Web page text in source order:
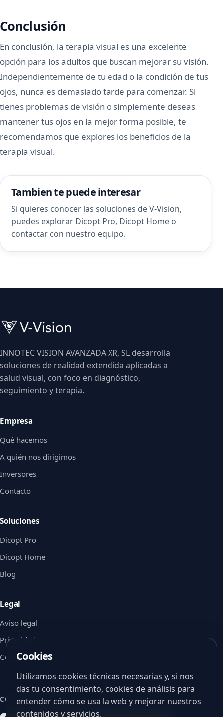
Conclusión
En conclusión, la terapia visual es una excelente
opción para los adultos que buscan mejorar su visión.
Independientemente de tu edad o la condición de tus
ojos, nunca es demasiado tarde para comenzar. Si
tienes problemas de visión o simplemente deseas
mantener tus ojos en la mejor forma posible, te
recomendamos que explores los beneficios de la
terapia visual.
Tambien te puede interesar
Si quieres conocer las soluciones de V-Vision,
puedes explorar Dicopt Pro, Dicopt Home o
contactar con nuestro equipo.
INNOTEC VISION AVANZADA XR, SL desarrolla
soluciones de realidad extendida aplicadas a
salud visual, con foco en diagnóstico,
seguimiento y terapia.
Empresa
Qué hacemos
A quién nos dirigimos
Inversores
Contacto
Soluciones
Dicopt Pro
Dicopt Home
Blog
Legal
Aviso legal
Privacidad
Cookies
CON EL APOYO DE
Cookies
Utilizamos cookies técnicas necesarias y, si nos
das tu consentimiento, cookies de análisis para
entender cómo se usa la web y mejorar nuestros
contenidos y servicios.